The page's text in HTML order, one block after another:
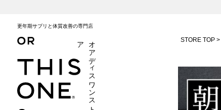
オ
ア
デ
ィ
ス
ワ
ン
ス
ト
ア
更年期サプリと体質改善の専門店
STORE TOP